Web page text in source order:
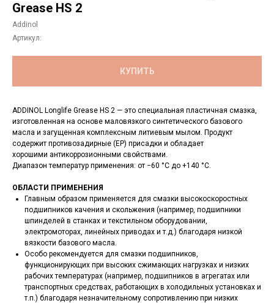
Grease HS 2
Addinol
Артикул:
КУПИТЬ
ADDINOL Longlife Grease HS 2 — это специальная пластичная смазка,
изготовленная на основе маловязкого синтетического базового
масла и загущенная комплексным литиевым мылом. Продукт
содержит противозадирные (EP) присадки и обладает
хорошими антикоррозионными свойствами.
Диапазон температур применения: от −60 °C до +140 °C.
ОБЛАСТИ ПРИМЕНЕНИЯ
Главным образом применяется для смазки высокоскоростных
подшипников качения и скольжения (например, подшипники
шпинделей в станках и текстильном оборудовании,
электромоторах, линейных приводах и т.д.) благодаря низкой
вязкости базового масла.
Особо рекомендуется для смазки подшипников,
функционирующих при высоких сжимающих нагрузках и низких
рабочих температурах (например, подшипников в агрегатах или
транспортных средствах, работающих в холодильных установках и
т.п.) благодаря незначительному сопротивлению при низких